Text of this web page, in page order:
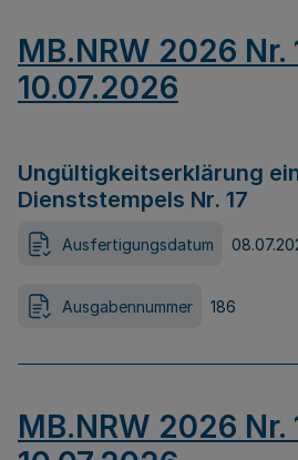
MB.NRW 2026 Nr.
10.07.2026
Ungültigkeitserklärung
Dienststempels Nr. 17
Ausfertigungsdatum
Ausgabennummer 186
MB.NRW 2026 Nr.